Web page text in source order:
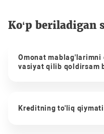
Ko‘p beriladigan
Omonat mablag'larimni
vasiyat qilib qoldirsam
Kreditning to'liq